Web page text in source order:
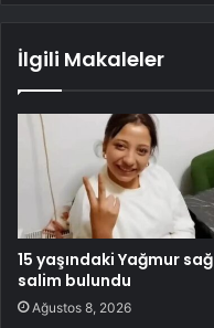
İlgili Makaleler
15 yaşındaki Yağmur sağ
salim bulundu
Ağustos 8, 2026